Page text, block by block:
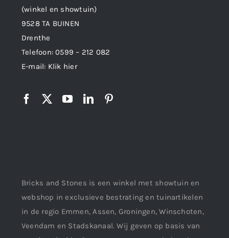
(winkel en showtuin)
9528 TA BUINEN
Drenthe
Telefoon:0599 – 212 082
E-mail: Klik hier
Bricks and Stones is een winkel met showtuin en
webshop in exclusieve bestrating en tuinartikelen
in de regio Emmen, Assen, Groningen, Winschoten,
Veendam en Stadskanaal. Wij geven op basis van